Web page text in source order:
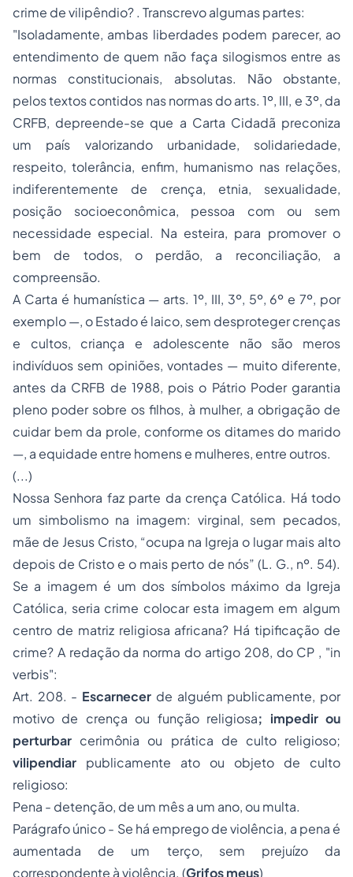
crime de vilipêndio?. Transcrevo algumas partes:
"Isoladamente, ambas liberdades podem parecer, ao
entendimento de quem não faça silogismos entre as
normas constitucionais, absolutas. Não obstante,
pelos textos contidos nas normas do arts. 1º, III, e 3º, da
CRFB, depreende-se que a Carta Cidadã preconiza
um país valorizando urbanidade, solidariedade,
respeito, tolerância, enfim, humanismo nas relações,
indiferentemente de crença, etnia, sexualidade,
posição socioeconômica, pessoa com ou sem
necessidade especial. Na esteira, para promover o
bem de todos, o perdão, a reconciliação, a
compreensão.
A Carta é humanística — arts. 1º, III, 3º, 5º, 6º e 7º, por
exemplo —, o Estado é laico, sem desproteger crenças
e cultos, criança e adolescente não são meros
indivíduos sem opiniões, vontades — muito diferente,
antes da CRFB de 1988, pois o Pátrio Poder garantia
pleno poder sobre os filhos, à mulher, a obrigação de
cuidar bem da prole, conforme os ditames do marido
—, a equidade entre homens e mulheres, entre outros.
(...)
Nossa Senhora faz parte da crença Católica. Há todo
um simbolismo na imagem: virginal, sem pecados,
mãe de Jesus Cristo, “ocupa na Igreja o lugar mais alto
depois de Cristo e o mais perto de nós” (L. G., nº. 54).
Se a imagem é um dos símbolos máximo da Igreja
Católica, seria crime colocar esta imagem em algum
centro de matriz religiosa africana? Há tipificação de
crime? A redação da norma do artigo 208, do CP , "in
verbis":
Art. 208. - Escarnecer de alguém publicamente, por
motivo de crença ou função religiosa; impedir ou
perturbar cerimônia ou prática de culto religioso;
vilipendiar publicamente ato ou objeto de culto
religioso:
Pena - detenção, de um mês a um ano, ou multa.
Parágrafo único - Se há emprego de violência, a pena é
aumentada de um terço, sem prejuízo da
correspondente à violência. (Grifos meus)